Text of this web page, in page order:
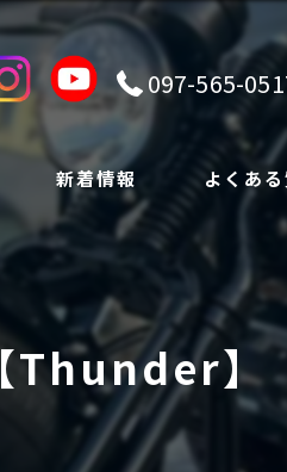
097-565-
新着情報 よくあ
【Thunder】